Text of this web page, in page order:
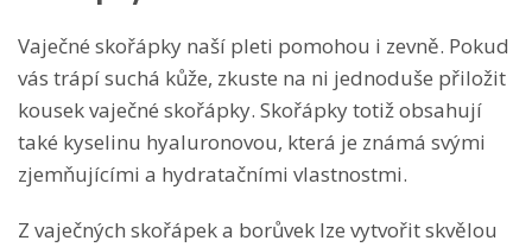
Vaječné skořápky naší pleti pomohou i zevně. Pokud
vás trápí suchá kůže, zkuste na ni jednoduše přiložit
kousek vaječné skořápky. Skořápky totiž obsahují
také kyselinu hyaluronovou, která je známá svými
zjemňujícími a hydratačními vlastnostmi.
Z vaječných skořápek a borůvek lze vytvořit skvělou